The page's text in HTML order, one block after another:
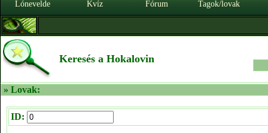
Lónevelde Kvíz Fórum Tagok/lovak
Keresés a Hokalovin
» Lovak:
ID: